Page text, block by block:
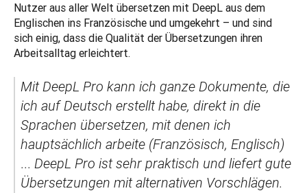
Nutzer aus aller Welt übersetzen mit DeepL aus dem
Englischen ins Französische und umgekehrt – und sind
sich einig, dass die Qualität der Übersetzungen ihren
Arbeitsalltag erleichtert.
Mit DeepL Pro kann ich ganze Dokumente, die
ich auf Deutsch erstellt habe, direkt in die
Sprachen übersetzen, mit denen ich
hauptsächlich arbeite (Französisch, Englisch)
... DeepL Pro ist sehr praktisch und liefert gute
Übersetzungen mit alternativen Vorschlägen.